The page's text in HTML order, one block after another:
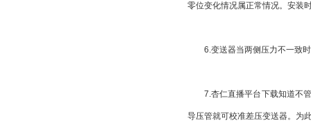
零位变化情况属正常情况。安装
6.变送器当两侧压力不一致时
7.杏仁直播平台下载知道不管什么
导压管就可校准差压变送器。为